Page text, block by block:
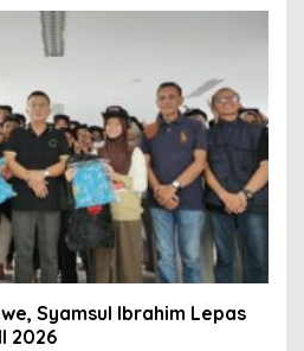
Syamsul Ibrahim Lepas
2026